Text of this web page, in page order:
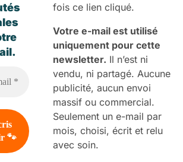
fois ce lien cliqué.
Votre e-mail est utilisé
uniquement pour cette
newsletter. Il n’est ni
vendu, ni partagé. Aucune
publicité, aucun envoi
massif ou commercial.
Seulement un e-mail par
mois, choisi, écrit et relu
avec soin.